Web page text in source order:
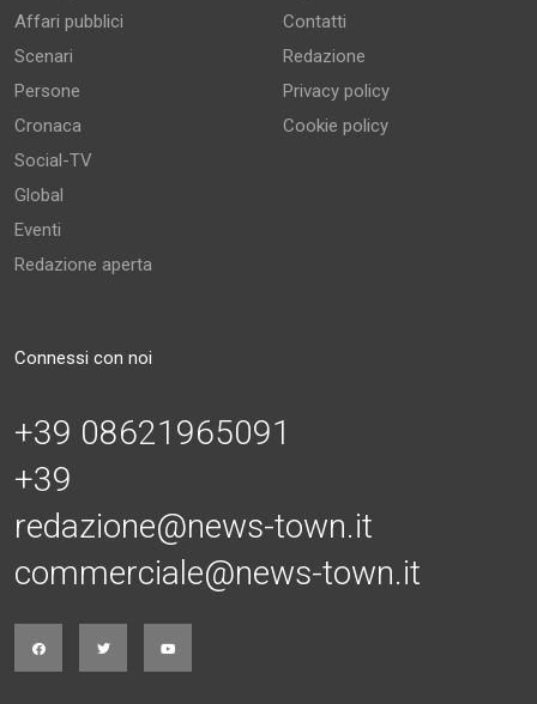
Affari pubblici
Scenari
Persone
Cronaca
Social-TV
Global
Eventi
Redazione aperta
Contatti
Redazione
Privacy policy
Cookie policy
Connessi con noi
+39 08621965091
+39
redazione@news-town.it
commerciale@news-town.it